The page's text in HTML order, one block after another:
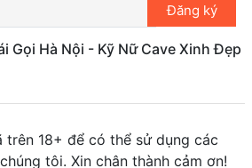
Đăng ký
Gọi Hà Nội - Kỹ Nữ Cave Xinh Đẹp
trên 18+ để có thể sử dụng các
tôi. Xin chân thành cảm ơn!